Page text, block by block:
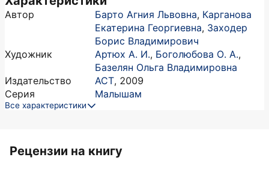
Автор Барто Агния Львовна, Карганова
Екатерина Георгиевна, Заходер
Борис Владимирович
Художник
Артюх А. И., Боголюбова О. А.,
Базелян Ольга Владимировна
Издательство
АСТ, 2009
Серия
Малышам
Все характеристики
Рецензии на книгу